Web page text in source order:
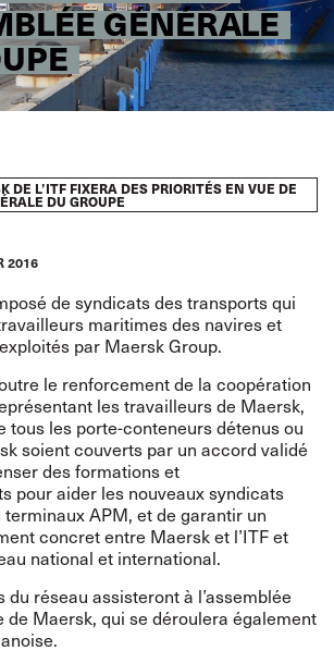
GÉNÉRALE
DE L’ITF FIXERA DES PRIORITÉS EN VUE DE
DU GROUPE
2016
de syndicats des transports qui
maritimes des navires et
par Maersk Group.
le renforcement de la coopération
les travailleurs de Maersk,
tous les porte-conteneurs détenus ou
soient couverts par un accord validé
des formations et
pour aider les nouveaux syndicats
APM, et de garantir un
concret entre Maersk et l’ITF et
national et international.
du réseau assisteront à l’assemblée
de Maersk, qui se déroulera également